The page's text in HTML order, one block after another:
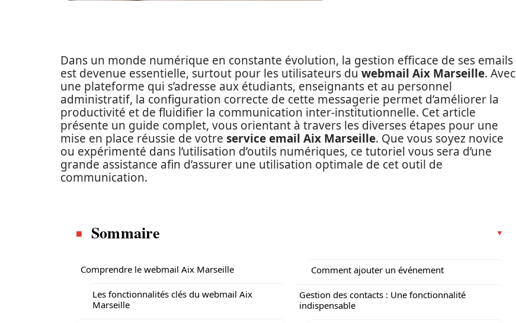
Dans un monde numérique en constante évolution, la gestion efficace de ses emails
est devenue essentielle, surtout pour les utilisateurs du webmail Aix Marseille. Avec
une plateforme qui s’adresse aux étudiants, enseignants et au personnel
administratif, la configuration correcte de cette messagerie permet d’améliorer la
productivité et de fluidifier la communication inter-institutionnelle. Cet article
présente un guide complet, vous orientant à travers les diverses étapes pour une
mise en place réussie de votre service email Aix Marseille. Que vous soyez novice
ou expérimenté dans l’utilisation d’outils numériques, ce tutoriel vous sera d’une
grande assistance afin d’assurer une utilisation optimale de cet outil de
communication.
Sommaire
Comprendre le webmail Aix Marseille
Les fonctionnalités clés du webmail Aix
Marseille
Comment ajouter un événement
Gestion des contacts : Une fonctionnalité
indispensable